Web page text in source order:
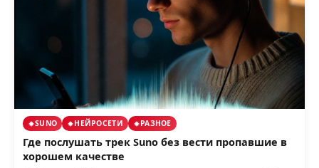
SUNO НЕЙРОСЕТИ РАЗНОЕ
Где послушать трек Suno без вести пропавшие в
хорошем качестве